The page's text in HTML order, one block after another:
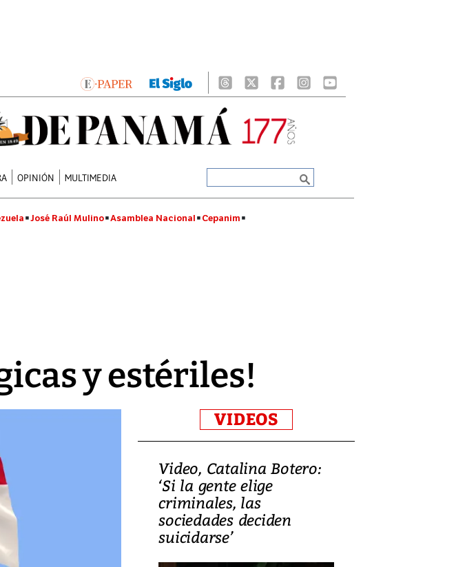
OPINIÓN MULTIMEDIA
José Raúl Mulino Asamblea Nacional Cepanim
y estériles!
VIDEOS
Terremoto
y graves
Kumamoto
Video, Catalina Botero:
‘Si la gente elige
criminales, las
sociedades deciden
suicidarse’